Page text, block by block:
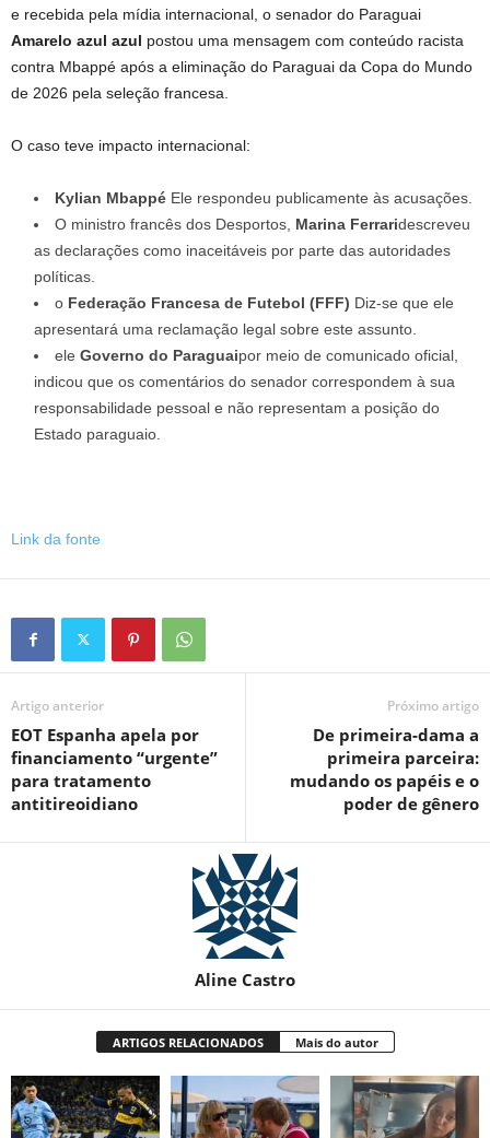
e recebida pela mídia internacional, o senador do Paraguai
Amarelo azul azul postou uma mensagem com conteúdo racista
contra Mbappé após a eliminação do Paraguai da Copa do Mundo
de 2026 pela seleção francesa.
O caso teve impacto internacional:
Kylian Mbappé Ele respondeu publicamente às acusações.
O ministro francês dos Desportos, Marina Ferraridescreveu
as declarações como inaceitáveis ​​por parte das autoridades
políticas.
o Federação Francesa de Futebol (FFF) Diz-se que ele
apresentará uma reclamação legal sobre este assunto.
ele Governo do Paraguaipor meio de comunicado oficial,
indicou que os comentários do senador correspondem à sua
responsabilidade pessoal e não representam a posição do
Estado paraguaio.
Link da fonte
Artigo anterior
EOT Espanha apela por
financiamento “urgente”
para tratamento
antitireoidiano
Próximo artigo
De primeira-dama a
primeira parceira:
mudando os papéis e o
poder de gênero
Aline Castro
ARTIGOS RELACIONADOS Mais do autor